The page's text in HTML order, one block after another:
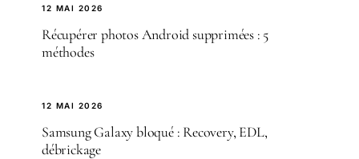
12 MAI 2026
Récupérer photos Android supprimées : 5
méthodes
12 MAI 2026
Samsung Galaxy bloqué : Recovery, EDL,
débrickage